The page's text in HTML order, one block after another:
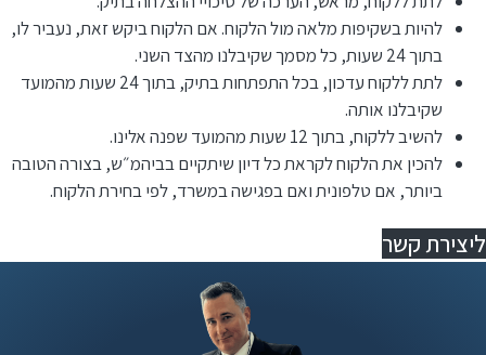
להיות בשקיפות מלאה מול הלקוח. אם הלקוח ביקש זאת, נעביר לו,
בתוך 24 שעות, כל מסמך שקיבלנו מהצד השני.
לתת ללקוח עדכון, בכל התפתחות בתיק, בתוך 24 שעות מהמועד
שקיבלנו אותה.
להשיב ללקוח, בתוך 12 שעות מהמועד שפנה אלינו.
⁠להכין את הלקוח לקראת כל דיון שיתקיים בביהמ״ש, בצורה הטובה
ביותר, אם טלפונית ואם בפגישה במשרד, לפי בחירת הלקוח.
ליצירת קשר